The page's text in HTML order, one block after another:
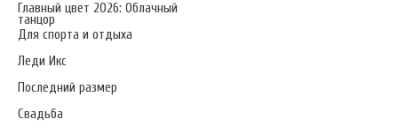
Главный цвет 2026: Облачный
танцор
Для спорта и отдыха
Леди Икс
Последний размер
Свадьба